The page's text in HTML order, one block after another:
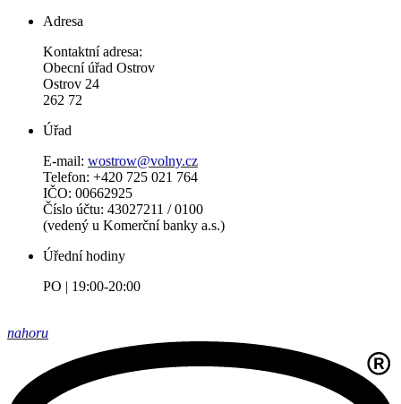
Adresa
Kontaktní adresa:
Obecní úřad Ostrov
Ostrov 24
262 72
Úřad
E-mail: wostrow@volny.cz
Telefon: +420 725 021 764
IČO: 00662925
Číslo účtu: 43027211 / 0100
(vedený u Komerční banky a.s.)
Úřední hodiny
PO | 19:00-20:00
nahoru